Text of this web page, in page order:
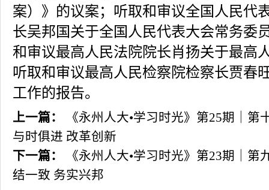
案）》的议案；听取和审议全国人民代
长吴邦国关于全国人民代表大会常务委
和审议最高人民法院院长肖扬关于最高
听取和审议最高人民检察院检察长贾春
工作的报告。
上一篇：
《永州人大•学习时光》第25期｜
与时俱进 改革创新
下一篇：
《永州人大•学习时光》第23期｜
结一致 务实兴邦